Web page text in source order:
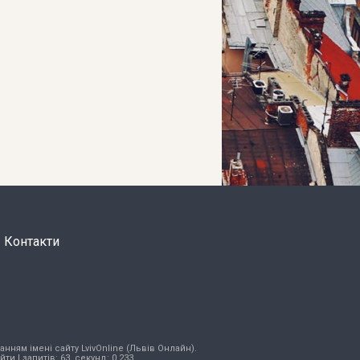
Контакти
імені сайту LvivOnline (Львів Онлайн).